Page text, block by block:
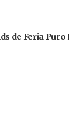
de Feria Puro